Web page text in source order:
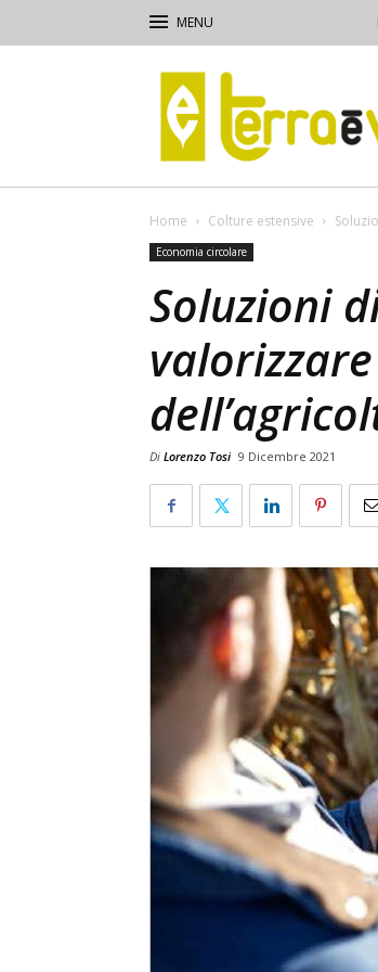
Terra
e
Vita
Home Colture estensive
Economia circolare
Soluzioni
Di Lorenzo Tosi 9 Dicembre 2021